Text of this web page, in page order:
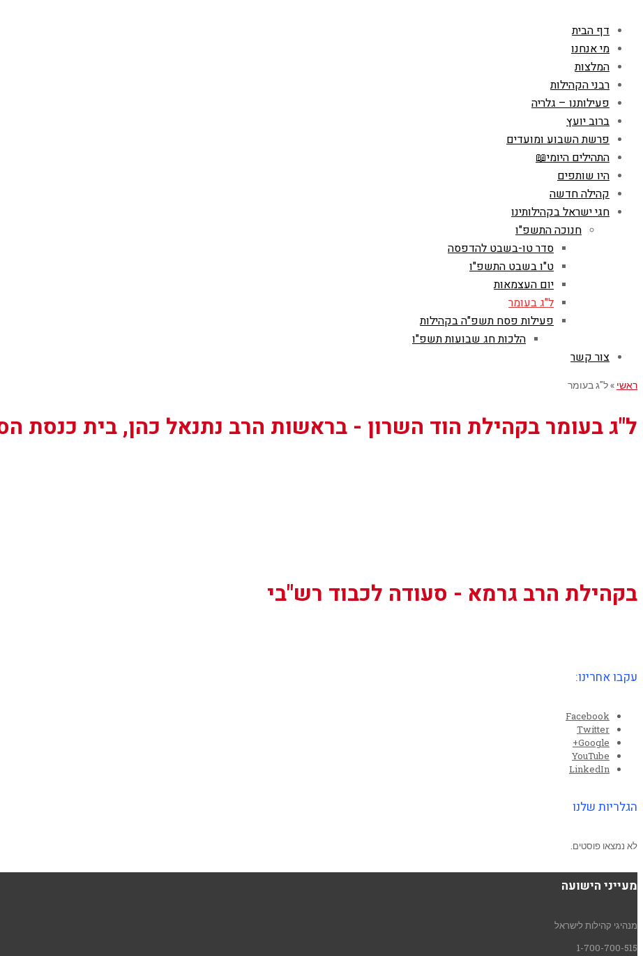
דף הבית
מי אנחנו
המלצות
רבני הקהילות
פעילותנו – גלריה
ברוב יועץ
פרשת השבוע ומועדים
התהילים היומי📖
היו שותפים
קהילה חדשה
חגי ישראל בקהילותינו
חנוכה התשפ"ו
סדר טו-בשבט להדפסה
ט"ו בשבט התשפ"ו
יום העצמאות
ל"ג בעומר
פעילות פסח תשפ"ה בקהילות
הלכות חג שבועות תשפ"ו
צור קשר
ראשי »ל"ג בעומר
ל"ג בעומר בקהילת הוד השרון - בראשות הרב נתנאל כהן, בית כנסת
בקהילת הרב גרמא - סעודה לכבוד רש"בי
עקבו אחרינו:
Facebook
Twitter
Google+
YouTube
LinkedIn
הגלריות שלנו
לא נמצאו פוסטים.
מעייני הישועה
מנהיגי קהילות לישראל
1-700-700-515